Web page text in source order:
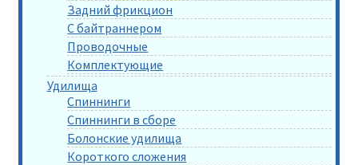
Задний фрикцион
С байтраннером
Проводочные
Комплектующие
Удилища
Спиннинги
Спиннинги в сборе
Болонские удилища
Короткого сложения